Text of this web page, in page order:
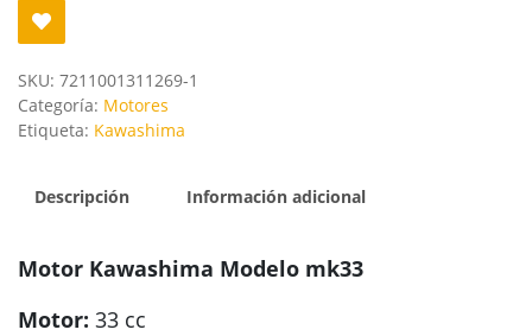
SKU: 7211001311269-1
Categoría: Motores
Etiqueta: Kawashima
Descripción Información adicional
Motor Kawashima Modelo mk33
Motor: 33 cc